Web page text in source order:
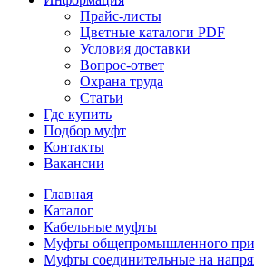
Прайс-листы
Цветные каталоги PDF
Условия доставки
Вопрос-ответ
Охрана труда
Статьи
Где купить
Подбор муфт
Контакты
Вакансии
Главная
Каталог
Кабельные муфты
Муфты общепромышленного
Муфты соединительные на